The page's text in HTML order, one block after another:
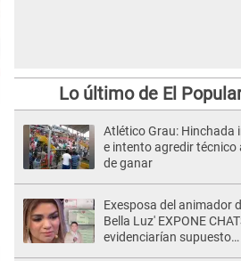
Lo último de El
Atlético Grau: Hinchada
e intento agredir técnico apesar
de ganar
Exesposa del animador
Bella Luz' EXPONE
evidenciarían supuesto